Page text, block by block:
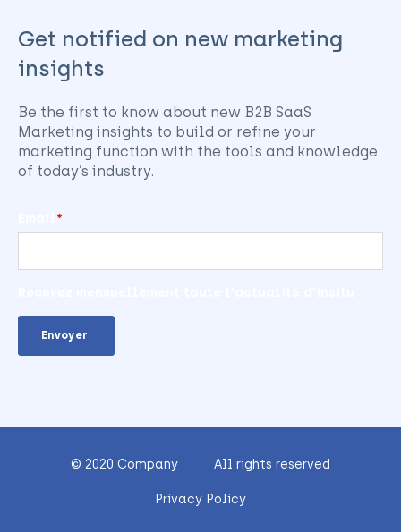
Get notified on new marketing
insights
Be the first to know about new B2B SaaS
Marketing insights to build or refine your
marketing function with the tools and knowledge
of today’s industry.
*
© 2020 Company All rights reserved
Privacy Policy